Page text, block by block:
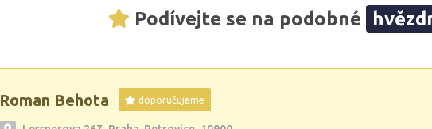
Podívejte se na podobné
Roman Behota doporučujeme